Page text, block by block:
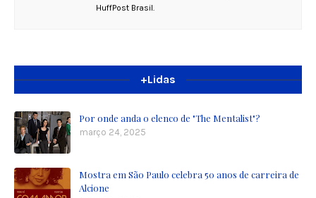
HuffPost Brasil.
+Lidas
Por onde anda o elenco de "The Mentalist"?
março 24, 2025
Mostra em São Paulo celebra 50 anos de carreira de
Alcione